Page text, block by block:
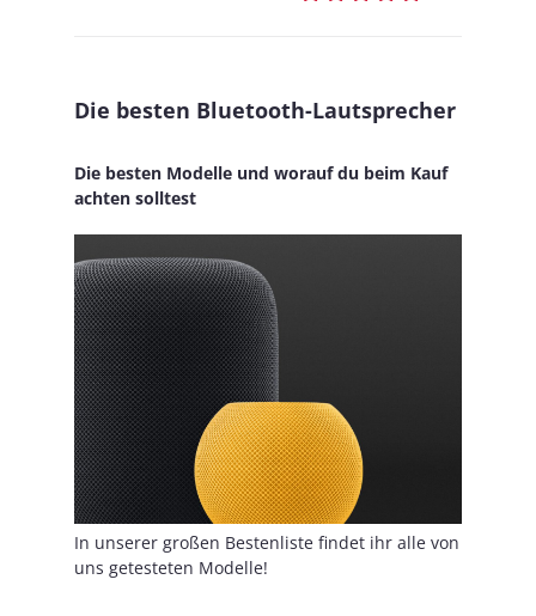
Die besten Bluetooth-Lautsprecher
Die besten Modelle und worauf du beim Kauf
achten solltest
In unserer großen Bestenliste findet ihr alle von
uns getesteten Modelle!